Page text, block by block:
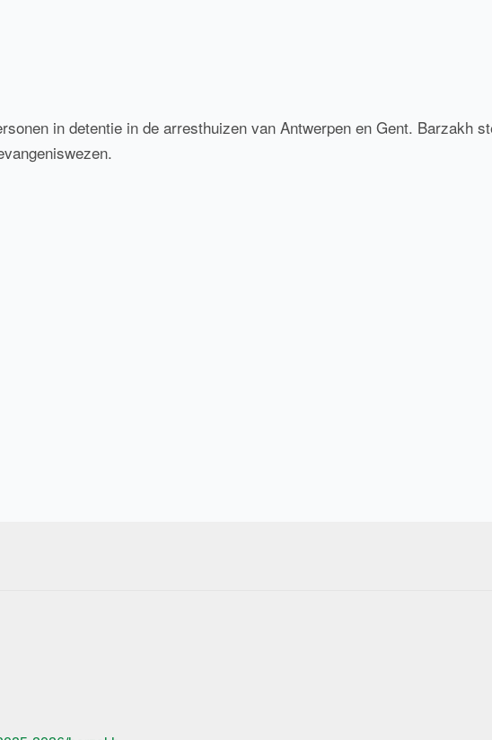
in detentie in de arresthuizen van Antwerpen en Gent. Barzakh